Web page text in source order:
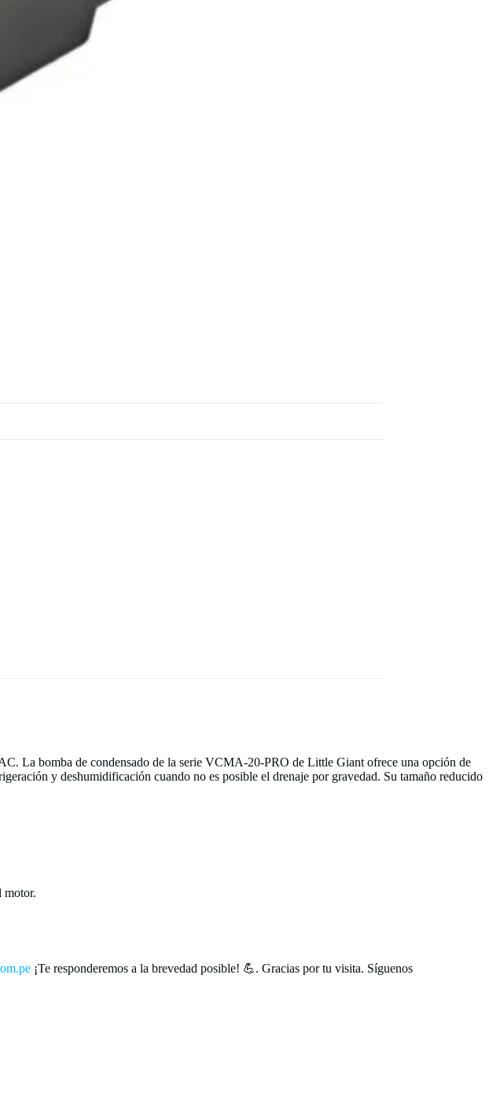
La bomba de condensado de la serie VCMA-20-PRO de Little Giant ofrece una opción de
y deshumidificación cuando no es posible el drenaje por gravedad. Su tamaño reducido
motor.
¡Te responderemos a la brevedad posible! 💪. Gracias por tu visita. Síguenos